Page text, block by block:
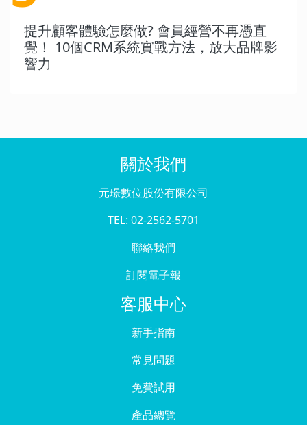
提升顧客體驗怎麼做? 會員經營不再憑直
覺！ 10個CRM系統實戰方法，放大品牌影
響力
關於我們
元璟數位股份有限公司
TEL: 02-2562-5701
聯絡我們
訂閱電子報
客服中心
新手指南
常見問題
免費試用
產品總覽